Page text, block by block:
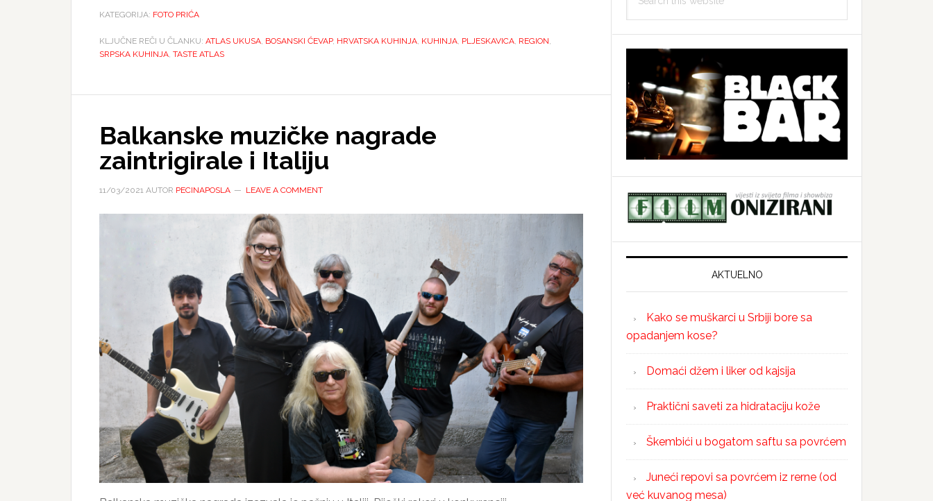
KATEGORIJA: FOTO PRIĆA
KLJUČNE REČI U ČLANKU: ATLAS UKUSA BOSANSKI ĆEVAP, HRVATSKA KUHINJA KUHINJA PLJESKAVICA REGION
SRPSKA KUHINJA TASTE ATLAS
Balkanske muzičke nagrade
zaintrigirale i Italiju
11/03/2021 AUTOR PECINAPOSLA LEAVE A COMMENT
this
AKTUELNO
Kako se muškarci u Srbiji bore sa
opadanjem kose?
Domaći džem i liker od kajsija
Praktični saveti za hidrataciju kože
Škembići u bogatom saftu sa povrćem
Juneći repovi sa povrćem iz rerne (od
već kuvanog mesa)